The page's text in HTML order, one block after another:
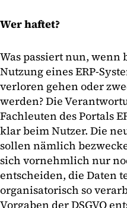
Wer haftet?
Was passiert nun, wenn
Nutzung eines ERP-
verloren gehen oder
werden? Die
Fachleuten des Portals
klar beim Nutzer. Die
sollen nämlich
sich vornehmlich nur
entscheiden, die Daten
organisatorisch so
Vorgaben der DSGVO